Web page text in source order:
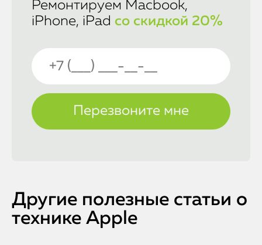
iMac
Mac Mini
О нас
Контакты
Статьи
Ремонтируем Macbook,
iPhone, iPad со скидкой 20%
Другие полезные статьи о
технике Apple